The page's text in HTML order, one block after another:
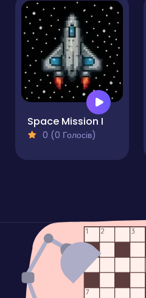
Space Mission I
0 (0 Голосів)